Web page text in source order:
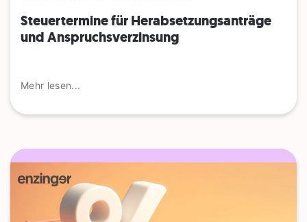
Steuertermine für Herabsetzungsanträge
und Anspruchsverzinsung
Mehr lesen...